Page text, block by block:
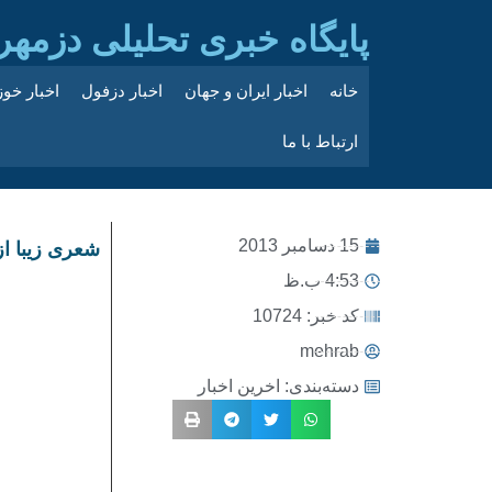
پایگاه خبری تحلیلی
خانه اخبار ایران و جهان اخبار دزفول اخبار
ارتباط با ما
15 دسامبر 2013
4:53 ب.ظ
کد خبر: 10724
mehrab
دسته‌بندی: اخرین اخبار
شعری زیبا